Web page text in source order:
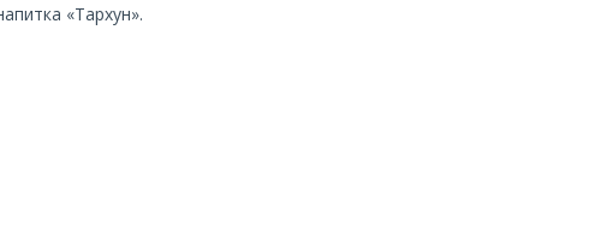
«Тархун».